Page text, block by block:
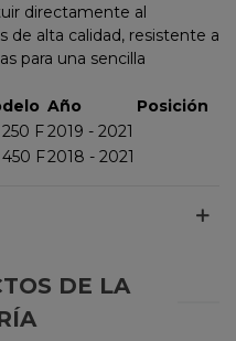
directamente al
de alta calidad, resistente a
para una sencilla
Año
Posición
F2019 - 2021
F2018 - 2021
DE LA